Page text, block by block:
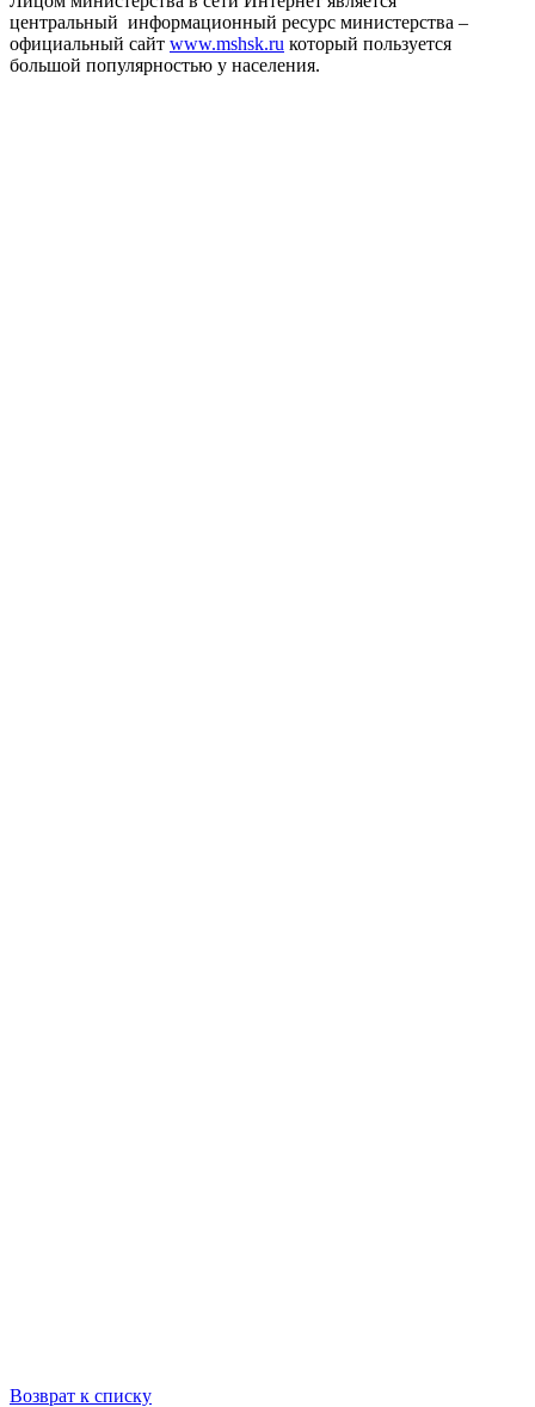
центральный информационный ресурс министерства –
официальный сайт www.mshsk.ru который пользуется
большой популярностью у населения.
Возврат к списку